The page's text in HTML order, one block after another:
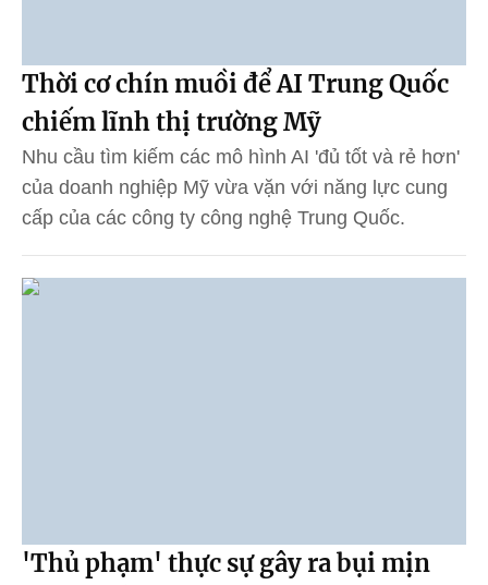
Thời cơ chín muồi để AI Trung Quốc
chiếm lĩnh thị trường Mỹ
Nhu cầu tìm kiếm các mô hình AI 'đủ tốt và rẻ hơn'
của doanh nghiệp Mỹ vừa vặn với năng lực cung
cấp của các công ty công nghệ Trung Quốc.
'Thủ phạm' thực sự gây ra bụi mịn